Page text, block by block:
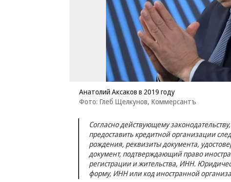
Анатолий Аксаков в 2019 году
Фото: Глеб Щелкунов, Коммерсантъ
Согласно действующему
предоставить кредитной организации
рождения, реквизиты документа,
документ, подтверждающий право
регистрации и жительства, ИНН.
форму, ИНН или код иностранной